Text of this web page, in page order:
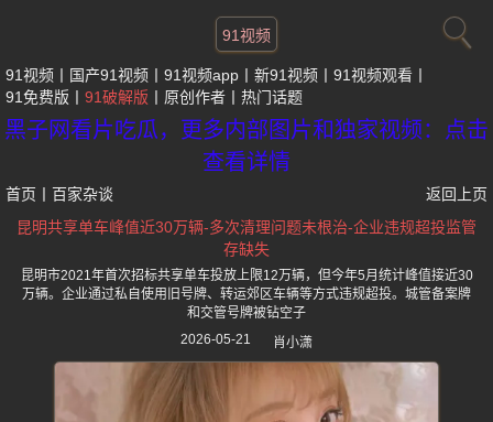
91视频
91视频 国产91视频 91视频app 新91视频
91视频观看
91免费版
91破解版 原创作者 热门话题
黑子网看片吃瓜，更多内部图片和独家视频：点击
查看详情
首页 百家杂谈
返回上页
昆明共享单车峰值近30万辆-多次清理问题未根治-企业违规超投监管
存缺失
昆明市2021年首次招标共享单车投放上限12万辆，但今年5月统计峰值接近30
万辆。企业通过私自使用旧号牌、转运郊区车辆等方式违规超投。城管备案牌
和交管号牌被钻空子
2026-05-21
肖小潇